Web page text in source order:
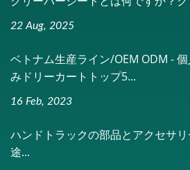
22 Aug, 2025
ベトナム生産ライン/OEM ODM -
みドリーカートトップ5...
16 Feb, 2023
ハンドトラックの部品とアクセサ
途...